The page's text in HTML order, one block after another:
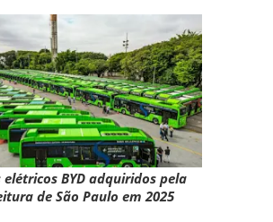
elétricos BYD adquiridos pela
de São Paulo em 2025